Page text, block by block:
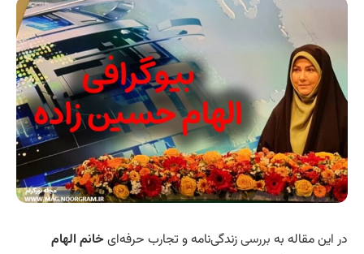
در این مقاله به بررسیزندگی‌نامه و تجارب حرفه‌ایخانم الهام